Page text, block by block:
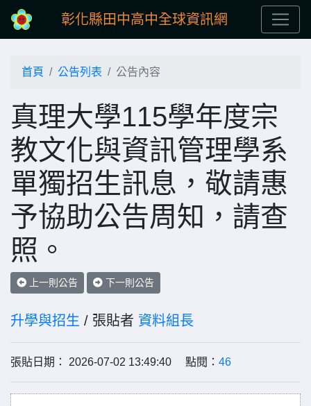
彰化縣田中高中全球資訊網
首頁 公告列表 公告內容
真理大學115學年度宗
教文化與資訊管理學系
單獨招生訊息，敬請惠
予協助公告周知，請查
照。
上一則公告 下一則公告
升學與招生 / 張貼者 資料組長
張貼日期： 2026-07-02 13:49:40 點閱： 46